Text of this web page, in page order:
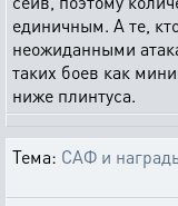
единичным. А те,
неожиданными
таких боев как
ниже плинтуса.
Тема: САФ и